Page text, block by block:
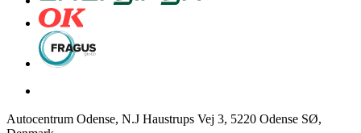
Autocentrum Odense, N.J Haustrups Vej 3, 5220 Odense SØ,